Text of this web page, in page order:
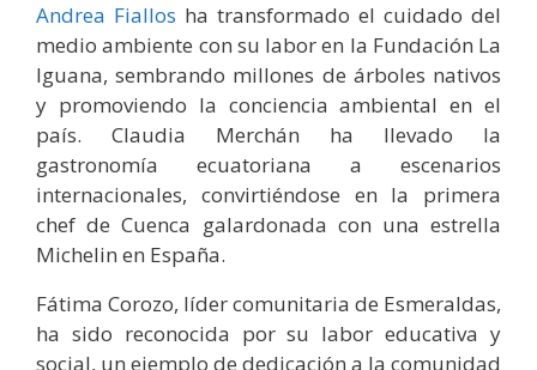
Andrea Fiallos ha transformado el cuidado del
medio ambiente con su labor en la Fundación La
Iguana, sembrando millones de árboles nativos
y promoviendo la conciencia ambiental en el
país. Claudia Merchán ha llevado la
gastronomía ecuatoriana a escenarios
internacionales, convirtiéndose en la primera
chef de Cuenca galardonada con una estrella
Michelin en España.
Fátima Corozo, líder comunitaria de Esmeraldas,
ha sido reconocida por su labor educativa y
social, un ejemplo de dedicación a la comunidad